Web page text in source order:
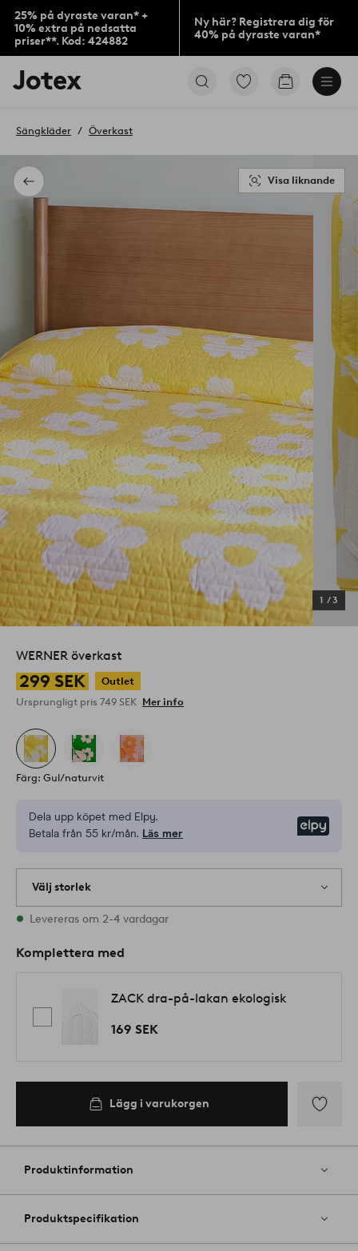
25% på dyraste varan* +
10% extra på nedsatta
priser**. Kod: 424882
Ny här? Registrera dig för
40% på dyraste varan*
Jotex
logotyp
till
Gå
Gå
Tillbaka
Sängkläder Överkast
1 /3
Visa liknande
WERNER överkast
299 SEK
Outlet
Ursprungligt pris 749 SEK Mer info
Färg: Gul/naturvit
Dela upp köpet med Elpy.
Betala från 55 kr/mån. Läs mer
Välj storlek
Alla storlekar finns i lager
Levereras om 2-4 vardagar
Komplettera med
ZACK dra-på-lakan ekologisk
169 SEK
Lägg i varukorgen
till
favoriter
Produktinformation
Produktspecifikation